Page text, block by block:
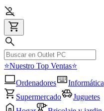
⭐Nuestro Top Ventas⭐
Ordenadores
Informática
Supermercado
Juguetes